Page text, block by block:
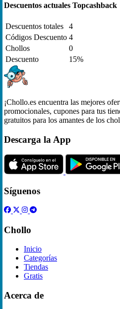
Descuentos actuales Topcashback
Descuentos totales
4
Códigos Descuento 4
Chollos
0
Descuento
15%
¡Chollo.es encuentra las mejores
promocionales, cupones para tus
gratuitos para los amantes de los
Descarga la App
Síguenos
Chollo
Inicio
Categorías
Tiendas
Gratis
Acerca de